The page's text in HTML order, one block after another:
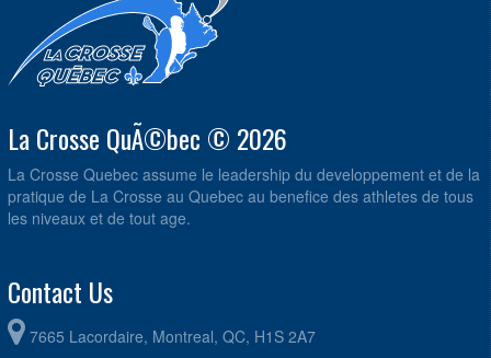
La Crosse QuÃ©bec © 2026
La Crosse Quebec assume le leadership du developpement et de la
pratique de La Crosse au Quebec au benefice des athletes de tous
les niveaux et de tout age.
Contact Us
7665 Lacordaire, Montreal, QC, H1S 2A7